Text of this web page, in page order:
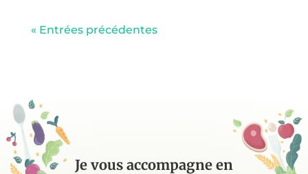
« Entrées précédentes
Je vous accompagne en